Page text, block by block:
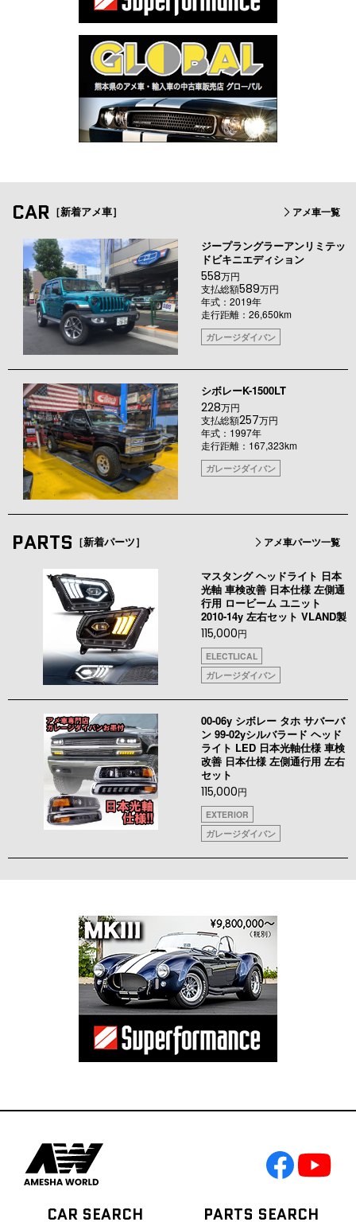
CAR ［新着アメ車］ アメ車一覧
ジープラングラーアンリミテッ
ドビキニエディション
558万円
支払総額589万円
年式：2019年
走行距離：26,650km
ガレージダイバン
シボレーK-1500LT
228万円
支払総額257万円
年式：1997年
走行距離：167,323km
ガレージダイバン
PARTS ［新着パーツ］ アメ車パーツ一覧
マスタング ヘッドライト 日本
光軸 車検改善 日本仕様 左側通
行用 ロービーム ユニット
2010-14y 左右セット VLAND製
115,000円
ELECTLICAL
ガレージダイバン
00-06y シボレー タホ サバーバ
ン 99-02yシルバラード ヘッド
ライト LED 日本光軸仕様 車検
改善 日本仕様 左側通行用 左右
セット
115,000円
EXTERIOR
ガレージダイバン
CAR SEARCH PARTS SEARCH